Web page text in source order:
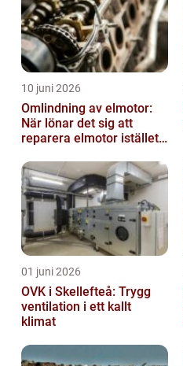
10 juni 2026
Omlindning av elmotor:
När lönar det sig att
reparera elmotor istället
01 juni 2026
OVK i Skellefteå: Trygg
ventilation i ett kallt
klimat